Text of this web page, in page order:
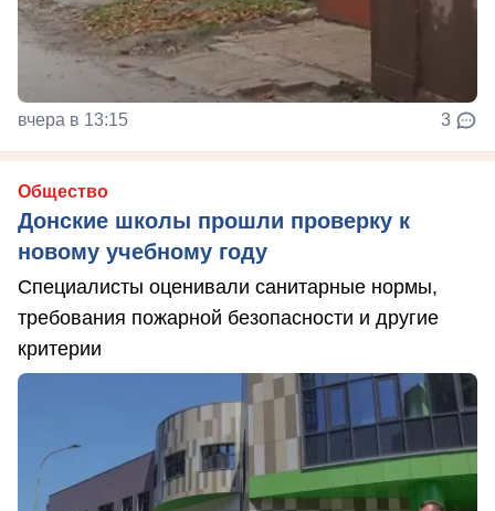
вчера в 13:15 3
Общество
Донские школы прошли проверку к
новому учебному году
Специалисты оценивали санитарные нормы,
требования пожарной безопасности и другие
критерии